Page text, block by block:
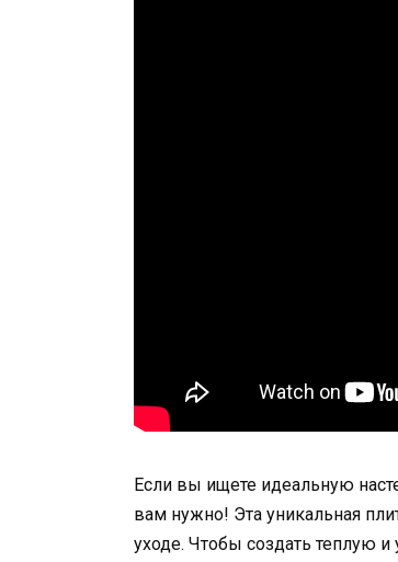
Если вы ищете идеальную
вам нужно! Эта уникальная
уходе. Чтобы создать теплую